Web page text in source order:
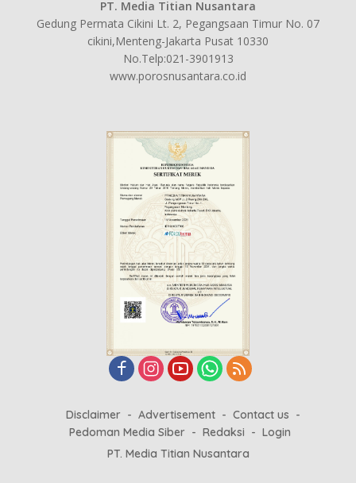
PT. Media Titian Nusantara
Gedung Permata Cikini Lt. 2, Pegangsaan Timur No. 07
cikini,Menteng-Jakarta Pusat 10330
No.Telp:021-3901913
www.porosnusantara.co.id
Disclaimer Advertisement
Contact us
Pedoman Media Siber
Redaksi
Login
PT. Media Titian Nusantara